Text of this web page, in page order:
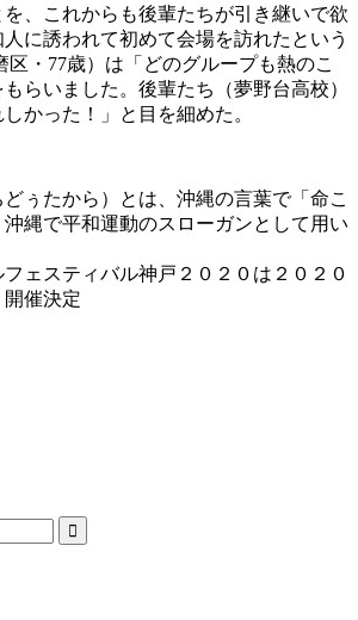
、これからも後輩たちが引き継いで欲
に誘われて初めて会場を訪れたという
区・77歳）は「どのグループも熱のこ
らいました。後輩たち（夢野台高校）
かった！」と目を細めた。
ぅたから）とは、沖縄の言葉で「命こ
縄で平和運動のスローガンとして用い
ェスティバル神戸２０２０は２０２０
催決定